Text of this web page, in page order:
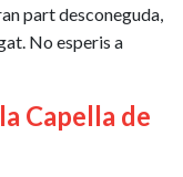
part desconeguda,
No esperis a
Capella de